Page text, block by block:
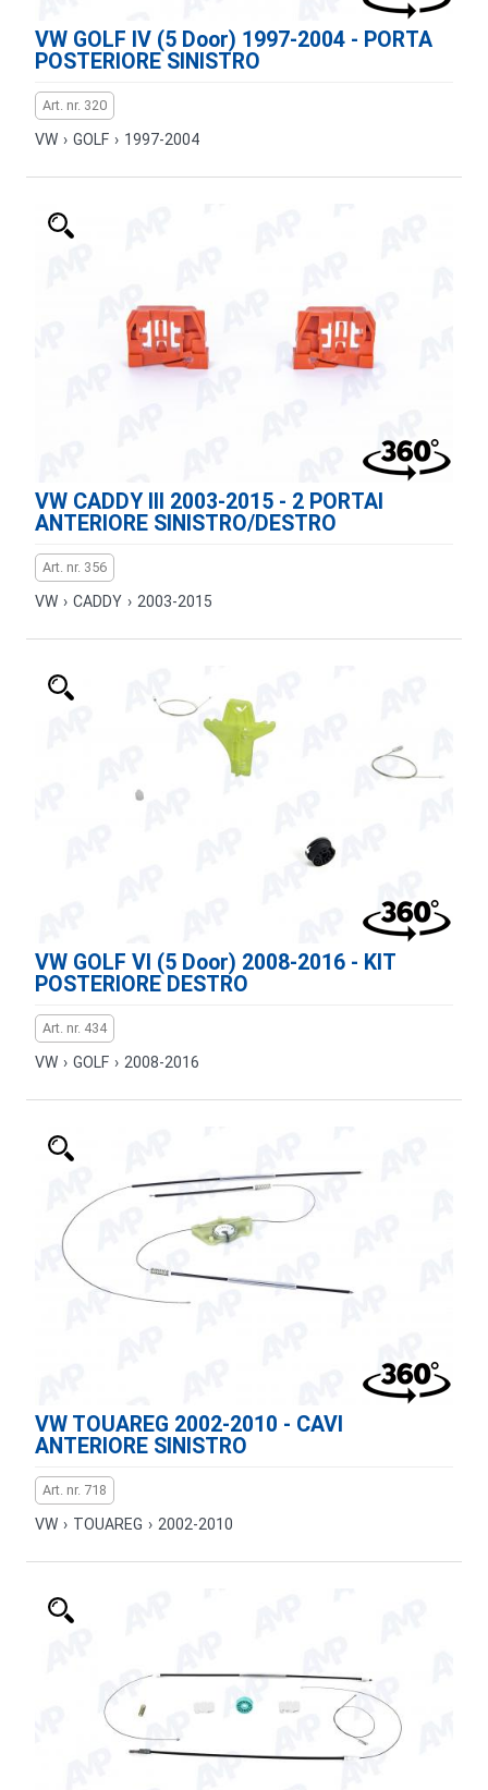
VW GOLF IV (5 Door) 1997-2004 - PORTA
POSTERIORE SINISTRO
Art. nr. 320
VW › GOLF › 1997-2004
VW CADDY III 2003-2015 - 2 PORTAI
ANTERIORE SINISTRO/DESTRO
Art. nr. 356
VW › CADDY › 2003-2015
VW GOLF VI (5 Door) 2008-2016 - KIT
POSTERIORE DESTRO
Art. nr. 434
VW › GOLF › 2008-2016
VW TOUAREG 2002-2010 - CAVI
ANTERIORE SINISTRO
Art. nr. 718
VW › TOUAREG › 2002-2010